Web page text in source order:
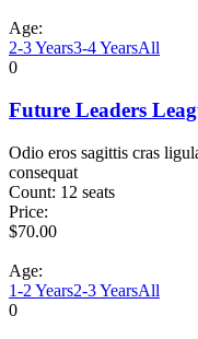
Age:
2-3 Years3-4 YearsAll
0
Future Leaders
Odio eros sagittis cras
consequat
Count: 12 seats
Price:
$70.00
Age:
1-2 Years2-3 YearsAll
0